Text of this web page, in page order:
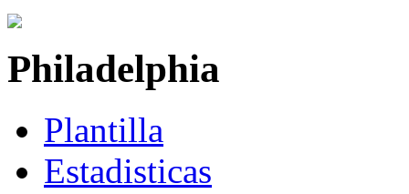
Philadelphia
Plantilla
Estadisticas